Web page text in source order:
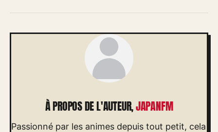
À PROPOS DE L'AUTEUR,JAPANFM
Passionné par les animes depuis tout petit, cela